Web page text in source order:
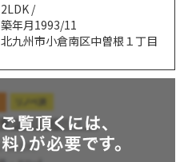
2LDK /
築年月1993/11
北九州市小倉南区中曽根１丁目